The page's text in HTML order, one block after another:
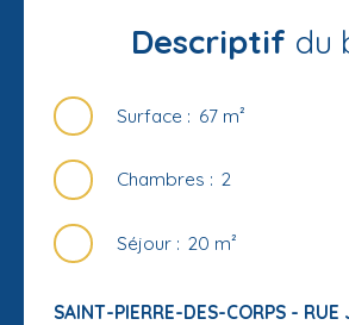
Descriptif du
Surface : 67 m²
Chambres : 2
Séjour : 20 m²
SAINT-PIERRE-DES-CORPS - RUE